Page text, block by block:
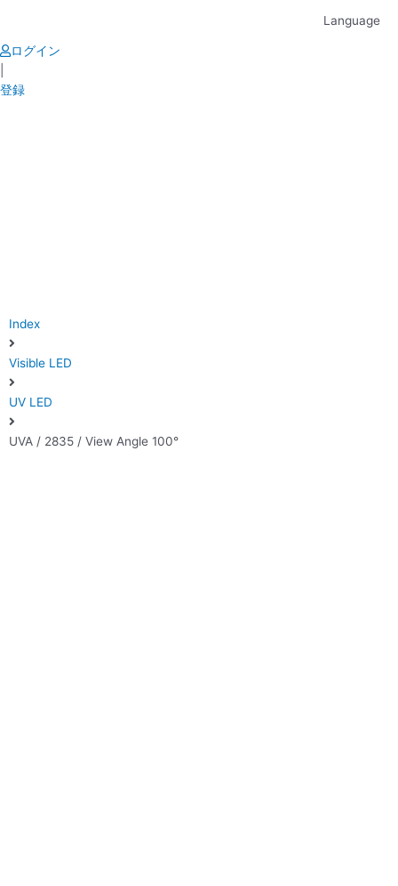
content
Language
ログイン
登録
Index
Visible LED
UV LED
UVA / 2835 / View Angle 100°